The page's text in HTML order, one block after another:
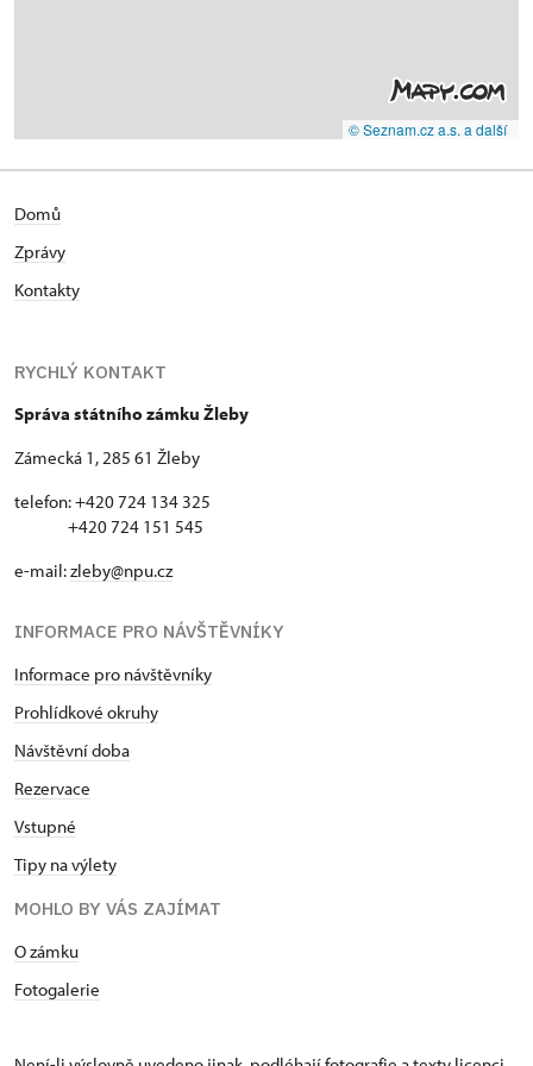
© Seznam.cz a.s. a další
Domů
Zprávy
Kontakty
RYCHLÝ KONTAKT
Správa státního zámku Žleby
Zámecká 1, 285 61 Žleby
telefon: +420 724 134 325
+420 724 151 545
e-mail:zleby@npu.cz
INFORMACE PRO NÁVŠTĚVNÍKY
Informace pro návštěvníky
Prohlídkové okruhy
Návštěvní doba
Rezervace
Vstupné
Tipy na výlety
MOHLO BY VÁS ZAJÍMAT
O zámku
Fotogalerie